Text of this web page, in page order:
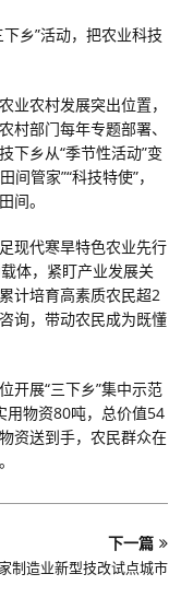
乡”活动，把农业科技
农村发展突出位置，
部门每年专题部署、
下乡从“季节性活动”变
管家”“科技特使”，
间。
现代寒旱特色农业先行
体，紧盯产业发展关
计培育高素质农民超2
询，带动农民成为既懂
开展“三下乡”集中示范
用物资80吨，总价值54
资送到手，农民群众在
下一篇
制造业新型技改试点城市